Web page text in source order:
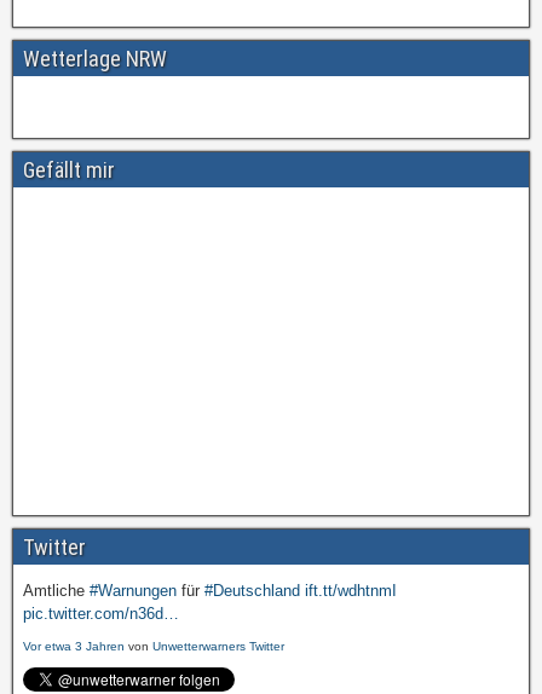
Wetterlage NRW
Gefällt mir
Twitter
Amtliche #Warnungen für #Deutschland ift.tt/wdhtnmI
pic.twitter.com/n36d…
Vor etwa 3 Jahren von Unwetterwarners Twitter